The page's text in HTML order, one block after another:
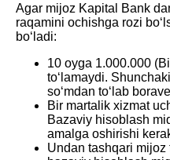
Agar mijoz Kapital Bank
raqamini ochishga rozi
boʻladi:
10 oyga 1.000.000
toʻlamaydi.
soʻmdan toʻlab
Bir martalik xizmat
Bazaviy hisoblash
amalga oshirishi
Undan tashqari